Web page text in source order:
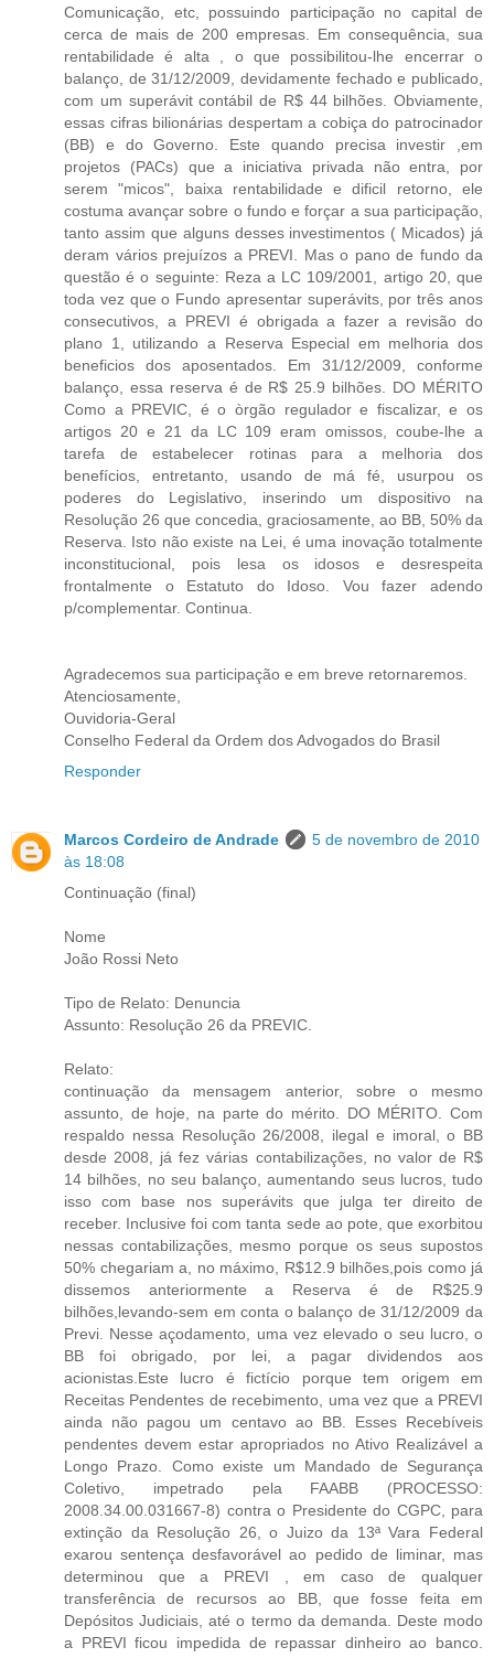
Comunicação, etc, possuindo participação no capital de
cerca de mais de 200 empresas. Em consequência, sua
rentabilidade é alta , o que possibilitou-lhe encerrar o
balanço, de 31/12/2009, devidamente fechado e publicado,
com um superávit contábil de R$ 44 bilhões. Obviamente,
essas cifras bilionárias despertam a cobiça do patrocinador
(BB) e do Governo. Este quando precisa investir ,em
projetos (PACs) que a iniciativa privada não entra, por
serem "micos", baixa rentabilidade e dificil retorno, ele
costuma avançar sobre o fundo e forçar a sua participação,
tanto assim que alguns desses investimentos ( Micados) já
deram vários prejuízos a PREVI. Mas o pano de fundo da
questão é o seguinte: Reza a LC 109/2001, artigo 20, que
toda vez que o Fundo apresentar superávits, por três anos
consecutivos, a PREVI é obrigada a fazer a revisão do
plano 1, utilizando a Reserva Especial em melhoria dos
beneficios dos aposentados. Em 31/12/2009, conforme
balanço, essa reserva é de R$ 25.9 bilhões. DO MÉRITO
Como a PREVIC, é o òrgão regulador e fiscalizar, e os
artigos 20 e 21 da LC 109 eram omissos, coube-lhe a
tarefa de estabelecer rotinas para a melhoria dos
benefícios, entretanto, usando de má fé, usurpou os
poderes do Legislativo, inserindo um dispositivo na
Resolução 26 que concedia, graciosamente, ao BB, 50% da
Reserva. Isto não existe na Lei, é uma inovação totalmente
inconstitucional, pois lesa os idosos e desrespeita
frontalmente o Estatuto do Idoso. Vou fazer adendo
p/complementar. Continua.
Agradecemos sua participação e em breve retornaremos.
Atenciosamente,
Ouvidoria-Geral
Conselho Federal da Ordem dos Advogados do Brasil
Responder
Marcos Cordeiro de Andrade
5 de novembro de 2010
às 18:08
Continuação (final)
Nome
João Rossi Neto
Tipo de Relato: Denuncia
Assunto: Resolução 26 da PREVIC.
Relato:
continuação da mensagem anterior, sobre o mesmo
assunto, de hoje, na parte do mérito. DO MÉRITO. Com
respaldo nessa Resolução 26/2008, ilegal e imoral, o BB
desde 2008, já fez várias contabilizações, no valor de R$
14 bilhões, no seu balanço, aumentando seus lucros, tudo
isso com base nos superávits que julga ter direito de
receber. Inclusive foi com tanta sede ao pote, que exorbitou
nessas contabilizações, mesmo porque os seus supostos
50% chegariam a, no máximo, R$12.9 bilhões,pois como já
dissemos anteriormente a Reserva é de R$25.9
bilhões,levando-sem em conta o balanço de 31/12/2009 da
Previ. Nesse açodamento, uma vez elevado o seu lucro, o
BB foi obrigado, por lei, a pagar dividendos aos
acionistas.Este lucro é fictício porque tem origem em
Receitas Pendentes de recebimento, uma vez que a PREVI
ainda não pagou um centavo ao BB. Esses Recebíveis
pendentes devem estar apropriados no Ativo Realizável a
Longo Prazo. Como existe um Mandado de Segurança
Coletivo, impetrado pela FAABB (PROCESSO:
2008.34.00.031667-8) contra o Presidente do CGPC, para
extinção da Resolução 26, o Juizo da 13ª Vara Federal
exarou sentença desfavorável ao pedido de liminar, mas
determinou que a PREVI , em caso de qualquer
transferência de recursos ao BB, que fosse feita em
Depósitos Judiciais, até o termo da demanda. Deste modo
a PREVI ficou impedida de repassar dinheiro ao banco.